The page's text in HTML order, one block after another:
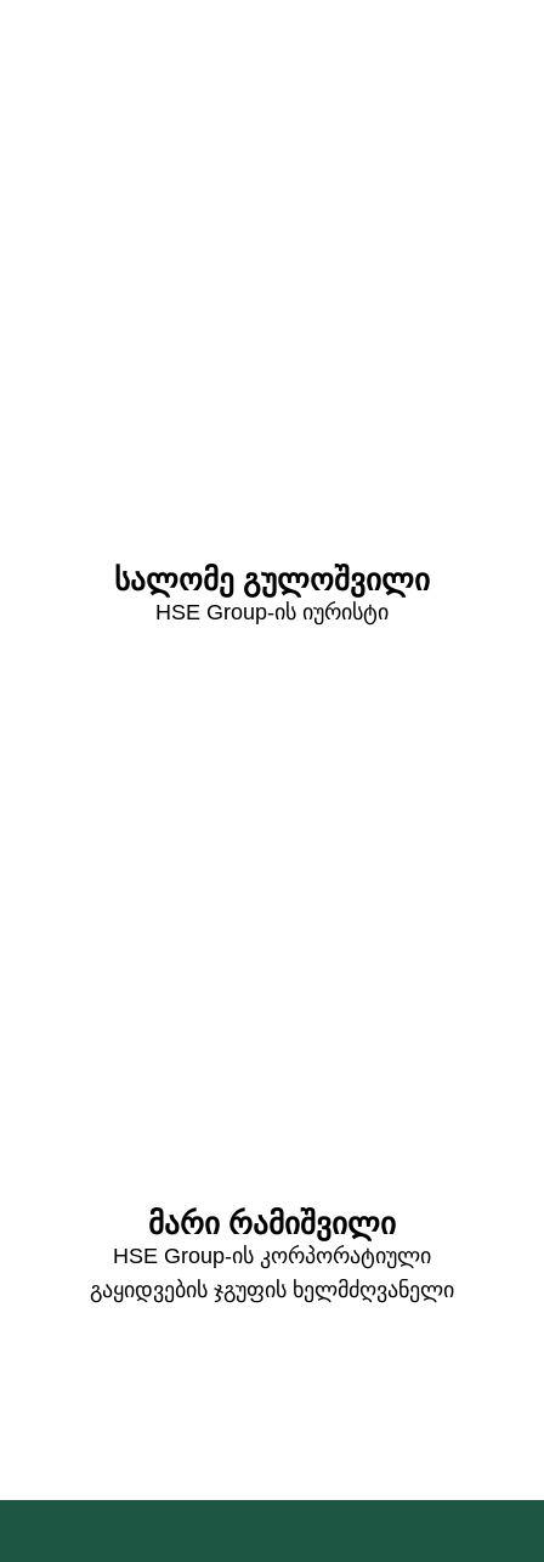
სალომე გულოშვილი
HSE Group-ის იურისტი
მარი რამიშვილი
HSE Group-ის კორპორატიული
გაყიდვების ჯგუფის ხელმძღვანელი